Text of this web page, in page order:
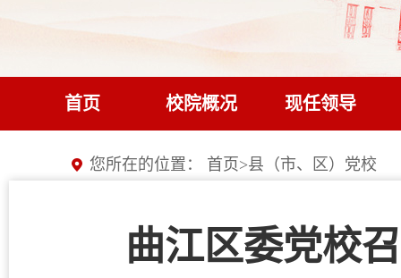
首页 校院概况 现任领导
您所在的位置： 首页>县（市、区）党校
曲江区委党校